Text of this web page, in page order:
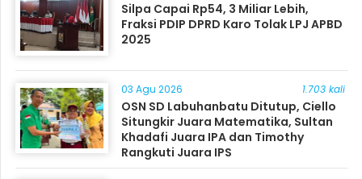
Silpa Capai Rp54, 3 Miliar Lebih,
Fraksi PDIP DPRD Karo Tolak LPJ APBD
2025
03 Agu 2026 1.703 kali
OSN SD Labuhanbatu Ditutup, Ciello
Situngkir Juara Matematika, Sultan
Khadafi Juara IPA dan Timothy
Rangkuti Juara IPS